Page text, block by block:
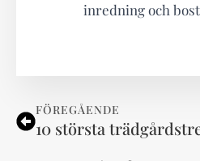
inredning och
FÖREGÅENDE
10 största